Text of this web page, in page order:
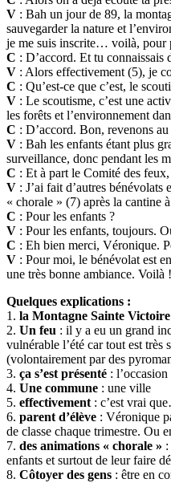
V : Bah un jour de 89, la
sauvegarder la nature et
je me suis inscrite… voilà, pour
C : D’accord. Et tu connaissais
V : Alors effectivement (5), je
C : Qu’est-ce que c’est, le
V : Le scoutisme, c’est une
les forêts et l’environnement
C : D’accord. Bon, revenons
V : Bah les enfants étant plus
surveillance, donc pendant les
C : Et à part le Comité des
V : J’ai fait d’autres
« chorale » (7) après la cantine
C : Pour les enfants ?
V : Pour les enfants, toujours.
C : Eh bien merci, Véronique.
V : Pour moi, le bénévolat est
une très bonne ambiance. Voilà !
Quelques explications :
1. la Montagne Sainte Victoire
2. Un feu : il y a eu un grand
vulnérable l’été car tout est très
(volontairement par des
3. ça s’est présenté : l’occasion
4. Une commune : une ville
5. effectivement : c’est vrai
6. parent d’élève : Véronique
de classe chaque trimestre. Ou
7. des animations « chorale »
enfants et surtout de leur faire
8. Côtoyer des gens : être en